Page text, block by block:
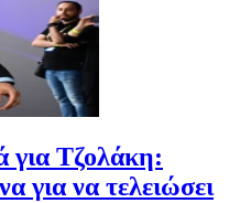
Τζολάκη:
για να τελειώσει